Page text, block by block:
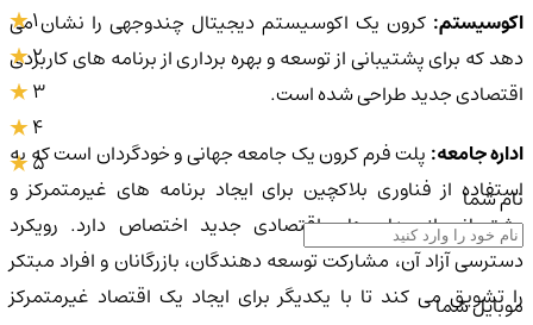
اکوسیستم:کرون یک اکوسیستم دیجیتال چندوجهی را نشان می
دهد که برای پشتیبانی از توسعه و بهره برداری از برنامه های کاربردی
اقتصادی جدید طراحی شده است.
اداره جامعه:پلت فرم کرون یک جامعه جهانی و خودگردان است که به
استفاده از فناوری بلاکچین برای ایجاد برنامه های غیرمتمرکز و
پشتیبانی از مدل های اقتصادی جدید اختصاص دارد. رویکرد
دسترسی آزاد آن، مشارکت توسعه دهندگان، بازرگانان و افراد مبتکر
را تشویق می کند تا با یکدیگر برای ایجاد یک اقتصاد غیرمتمرکز
1
2
3
4
5
نام شما
موبایل شما